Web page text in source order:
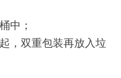
中；
，双重包装再放入垃